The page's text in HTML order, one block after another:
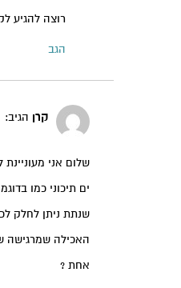
רוצה להגיע
הגב
קרן הגיב:
ים תיכוני כמו
שנתת ניתן לחלק
האכילה שמרגישה
אחת ?